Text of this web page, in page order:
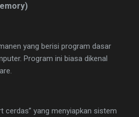
yang berisi program dasar
Program ini biasa dikenal
cerdas” yang menyiapkan sistem